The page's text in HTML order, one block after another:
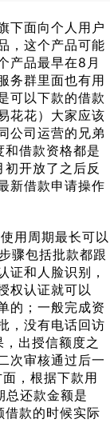
下面向个人用户
，这个产品可能
产品最早在8月
务群里面也有用
可以下款的借款
花花）大家应该
公司运营的兄弟
借款资格都是
开放了之后反
新借款申请操作
用周期最长可以
骤包括批款都跟
证和人脸识别，
权认证就可以
的；一般完成资
，没有电话回访
出授信额度之
次审核通过后一
，根据下款用
总还款金额是
款的时候实际